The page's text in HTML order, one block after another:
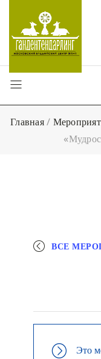
Главная/
ВСЕ
Это